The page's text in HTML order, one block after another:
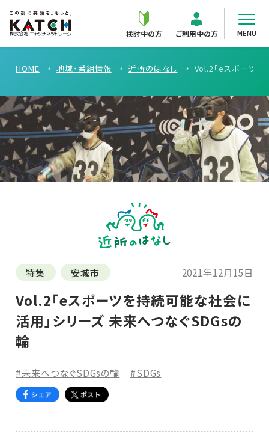
検討中の方 ご利用中の方 MENU
HOME 地域・番組情報 近所のはなし Vol.2「eスポーツを
特集 安城市 2021年12月15日
Vol.2「eスポーツを持続可能な社会に
活用」シリーズ 未来へつなぐSDGsの
輪
#未来へつなぐSDGsの輪 #SDGs